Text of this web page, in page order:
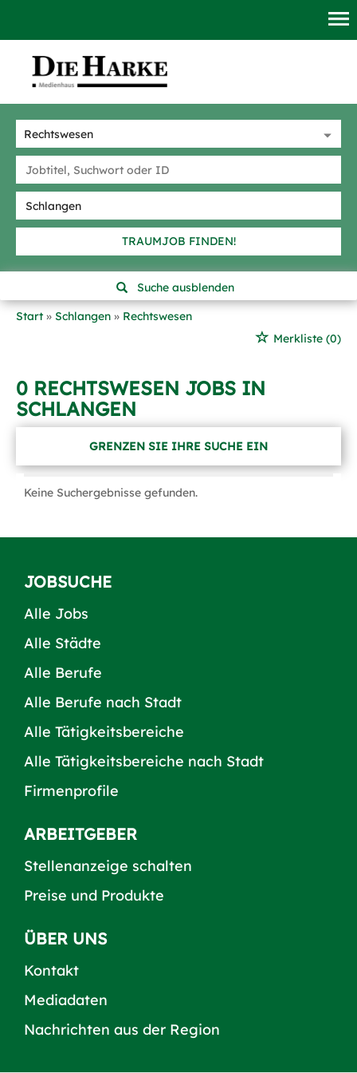
TRAUMJOB FINDEN!
Suche ausblenden
Start
Schlangen
Rechtswesen
Merkliste (0)
0 RECHTSWESEN JOBS IN
SCHLANGEN
GRENZEN SIE IHRE SUCHE EIN
Keine Suchergebnisse gefunden.
JOBSUCHE
Alle Jobs
Alle Städte
Alle Berufe
Alle Berufe nach Stadt
Alle Tätigkeitsbereiche
Alle Tätigkeitsbereiche nach Stadt
Firmenprofile
ARBEITGEBER
Stellenanzeige schalten
Preise und Produkte
ÜBER UNS
Kontakt
Mediadaten
Nachrichten aus der Region